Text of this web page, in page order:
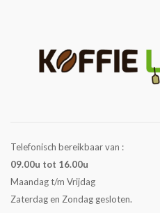
Telefonisch bereikbaar van :
09.00u tot 16.00u
Maandag t/m Vrijdag
Zaterdag en Zondag gesloten.